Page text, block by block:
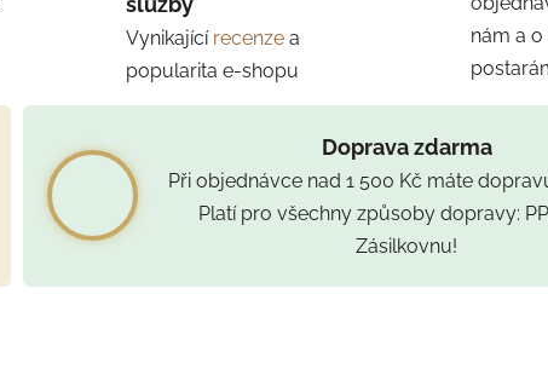
Vynikající recenze a
popularita e-shopu
nám a o
Doprava zdarma
Při objednávce nad 1 500 Kč máte
Platí pro všechny způsoby dopravy:
Zásilkovnu!